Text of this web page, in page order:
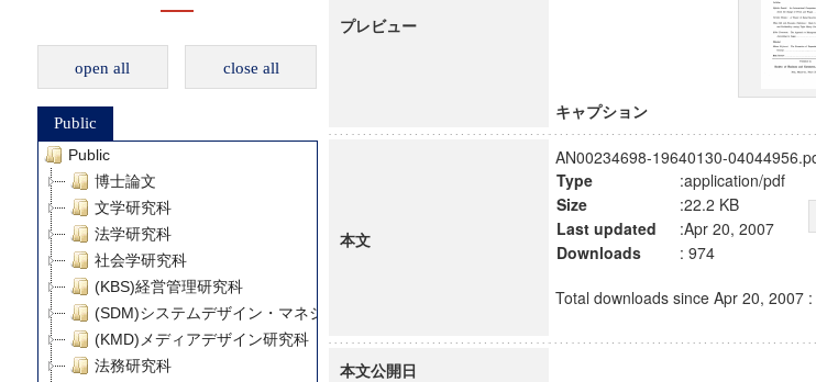
open all close all
Public
Public
博士論文
文学研究科
法学研究科
社会学研究科
(KBS)経営管理研究科
(SDM)システムデザイン・マネジメント研究科
(KMD)メディアデザイン研究科
法務研究科
プレビュー
キャプション
本文
AN00234698-19640130-
Type
:application/pdf
Size
:22.2 KB
Last updated
:Apr 20, 2007
Downloads
: 974
Total downloads since Apr 20, 2007
本文公開日